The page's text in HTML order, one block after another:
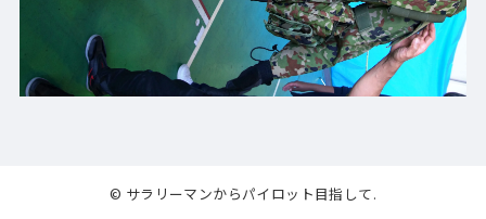
© サラリーマンからパイロット目指して.